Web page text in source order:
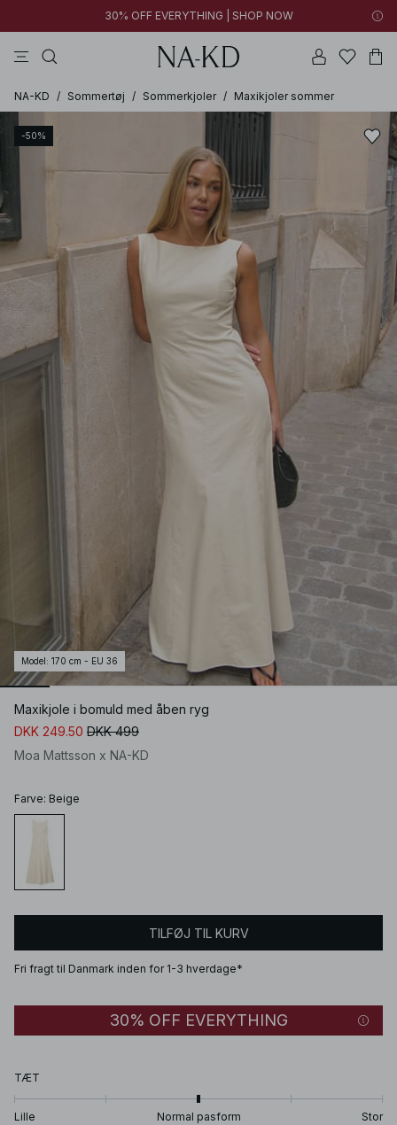
30% OFF EVERYTHING | SHOP NOW
NA-KD / Sommertøj / Sommerkjoler / Maxikjoler sommer
-50%
Model : 170 cm - EU 36
Maxikjole i bomuld med åben ryg
DKK 249.50 DKK 499
Moa Mattsson x NA-KD
Farve: Beige
TILFØJ TIL KURV
Fri fragt til Danmark inden for 1-3 hverdage*
30% OFF EVERYTHING
TÆT
Lille Normal pasform Stor